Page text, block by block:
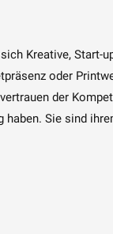
Kreative, Start-
oder
der
Sie sind